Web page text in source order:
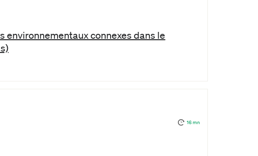
environnementaux connexes dans le
16 mn